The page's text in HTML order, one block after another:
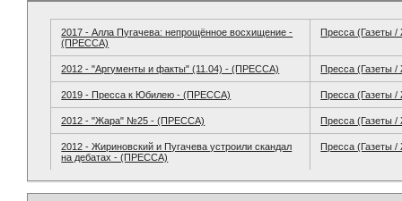
2017 - Алла Пугачева: непрощённое восхищение -
(ПРЕССА)
Пресса (Газеты
2012 - "Аргументы и факты" (11.04) - (ПРЕССА) Пресса (Газеты
2019 - Пресса к Юбилею - (ПРЕССА) Пресса (Газеты
2012 - "Жара" №25 - (ПРЕССА) Пресса (Газеты
2012 - Жириновский и Пугачева устроили скандал
на дебатах - (ПРЕССА)
Пресса (Газеты